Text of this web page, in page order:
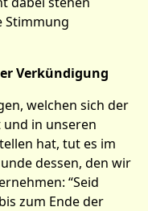
Stimmung
Verkündigung
welchen sich der
in unseren
hat, tut es im
dessen, den wir
“Seid
zum Ende der